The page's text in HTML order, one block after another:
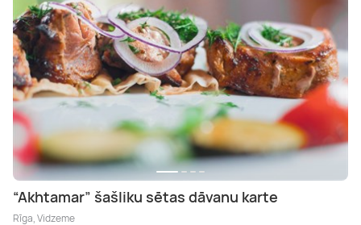
“Akhtamar” šašliku sētas dāvanu karte
Rīga, Vidzeme